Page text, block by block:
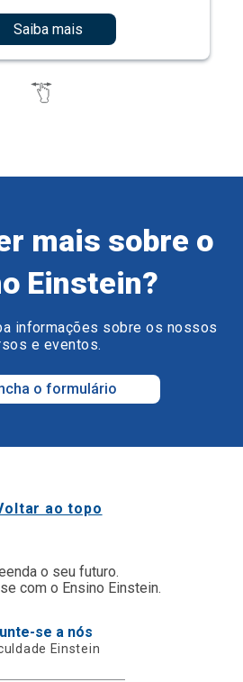
Saiba mais
mais sobre o
Einstein?
informações sobre os nossos
e eventos.
o formulário
ao topo
o seu futuro.
com o Ensino Einstein.
se a nós
Einstein